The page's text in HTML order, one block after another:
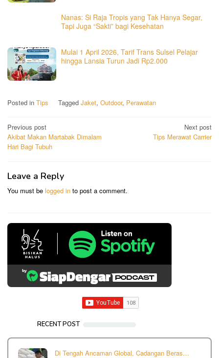
Nanas: Si Raja Tropis yang Tak Hanya Segar,
Tapi Juga “Sakti” bagi Kesehatan
Mulai 1 April 2026, Tarif Trans Sulsel Pelajar
hingga Lansia Turun Jadi Rp2.000
Posted in Tips Tagged Jaket, Outdoor, Perawatan
Post
navigation
Previous post
Akibat Makan Martabak Dimalam
Hari Bagi Tubuh
Next post
Tips Merawat Carrier
Leave a Reply
You must be logged in to post a comment.
RECENT POST
Di Tengah Ancaman Global, Cadangan Beras…